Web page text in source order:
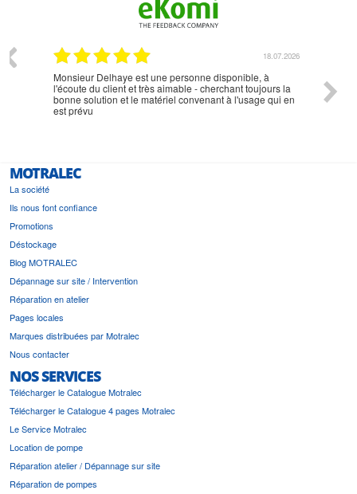
18.07.2026
Monsieur Delhaye est une personne disponible, à
l'écoute du client et très aimable - cherchant toujours la
bonne solution et le matériel convenant à l'usage qui en
est prévu
MOTRALEC
La société
Ils nous font confiance
Promotions
Déstockage
Blog MOTRALEC
Dépannage sur site / Intervention
Réparation en atelier
Pages locales
Marques distribuées par Motralec
Nous contacter
NOS SERVICES
Télécharger le Catalogue Motralec
Télécharger le Catalogue 4 pages Motralec
Le Service Motralec
Location de pompe
Réparation atelier / Dépannage sur site
Réparation de pompes